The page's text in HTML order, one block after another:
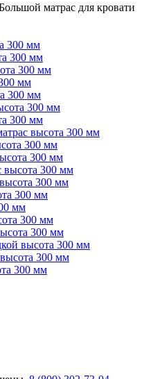
матрас для кровати
300 мм
300 мм
300 мм
мм
300 мм
300 мм
300 мм
высота 300 мм
300 мм
300 мм
высота 300 мм
300 мм
300 мм
мм
300 мм
300 мм
высота 300 мм
300 мм
300 мм